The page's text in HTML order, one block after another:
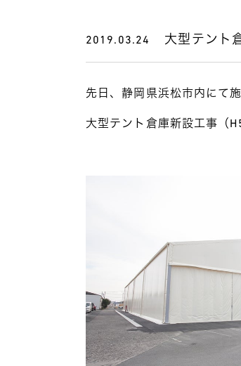
2019.03.24 大型テント
先日、静岡県浜松市内にて
大型テント倉庫新設工事（